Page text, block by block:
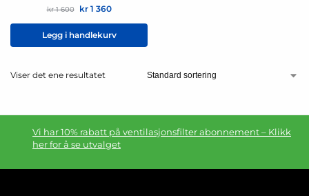
kr1 600 kr1 360
Legg i handlekurv
Viser det ene resultatet
Vi har 10% rabatt på ventilasjonsfilter abonnement – Klikk
her for å se utvalget